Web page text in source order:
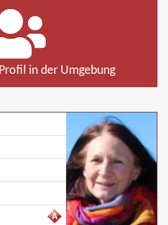
in der Umgebung